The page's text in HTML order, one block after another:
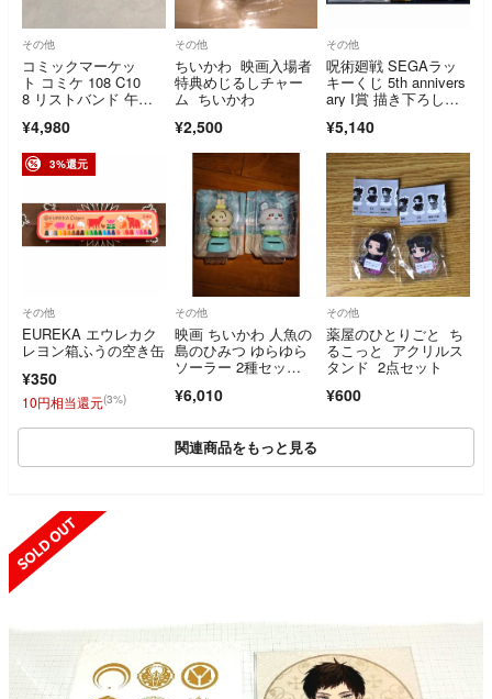
その他
コミックマーケッ
ト コミケ 108 C10
8 リストバンド 午前 1
ト
¥4,980
その他
ちいかわ 映画入場者
特典めじるしチャー
ム ちいかわ
¥2,500
その他
呪術廻戦 SEGAラッ
キーくじ 5th annivers
ary I賞 描き下ろしア
悟
¥5,140
3%還元
その他
EUREKA エウレカク
レヨン箱ふうの空き缶
¥350
10円相当還元(3%)
その他
映画 ちいかわ 人魚の
島のひみつ ゆらゆら
ソーラー 2種セッ
¥6,010
その他
薬屋のひとりごと ち
るこっと アクリルス
タンド 2点セット
¥600
関連商品をもっと見る